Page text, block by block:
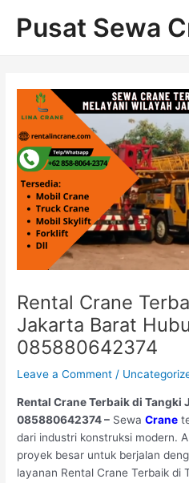
Pusat Sewa
Rental Crane
Jakarta Barat
085880642374
Leave a Comment /
Rental Crane Terbaik di Tangki
085880642374 – SewaCrane
dari industri konstruksi modern.
proyek besar untuk berjalan
layanan Rental Crane Terbaik di
navigation